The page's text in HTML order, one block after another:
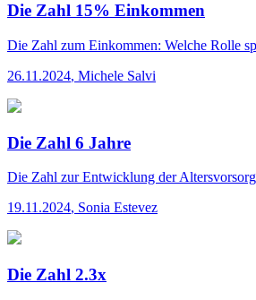
Die Zahl 15% Einkommen
Die Zahl zum Einkommen: Welche Rolle
26.11.2024, Michele Salvi
Die Zahl 6 Jahre
Die Zahl zur Entwicklung der
19.11.2024, Sonia Estevez
Die Zahl 2.3x